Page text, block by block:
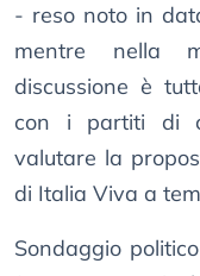
- reso noto in
mentre nella
discussione è
con i partiti di
valutare la
di Italia Viva a
Sondaggio